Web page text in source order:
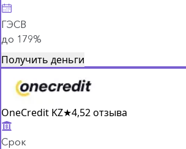
ГЭСВ
до 179%
Получить деньги
OneCredit KZ★4,52 отзыва
Срок